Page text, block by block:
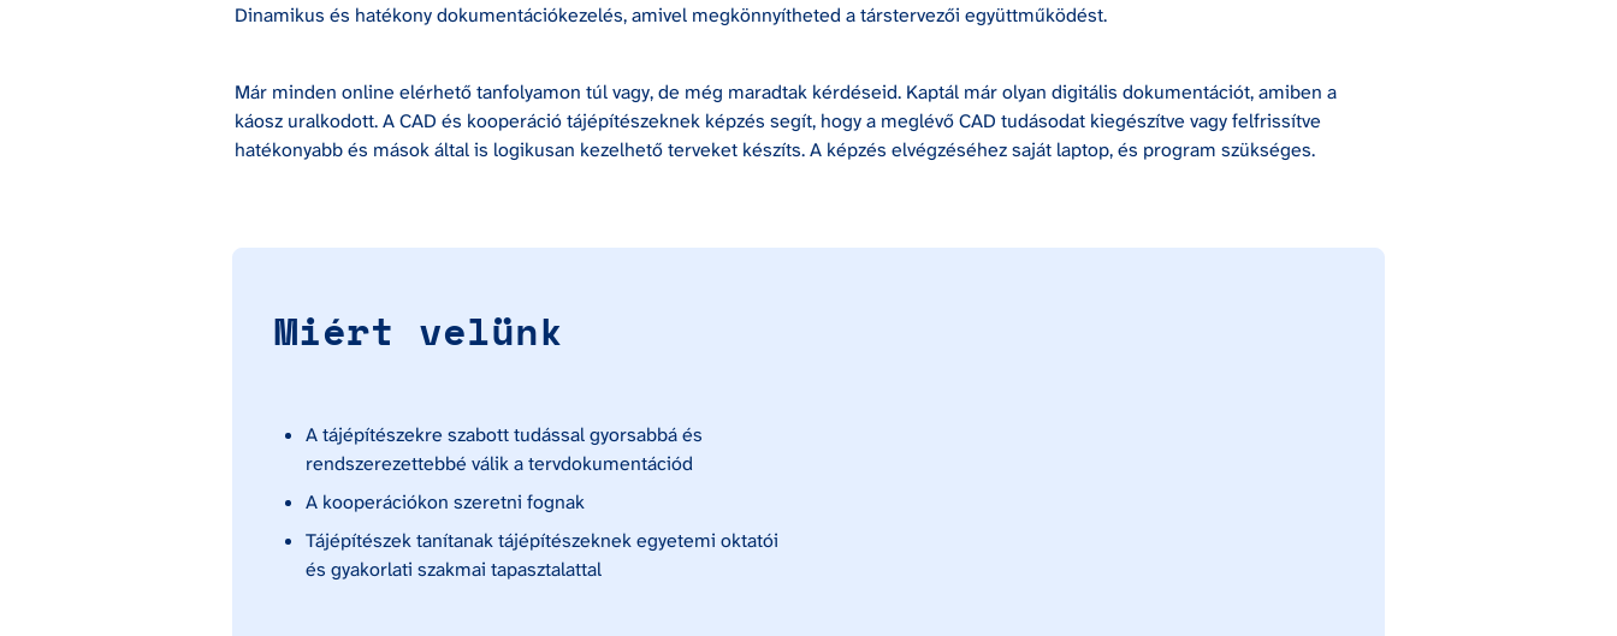
Dinamikus és hatékony dokumentációkezelés, amivel megkönnyítheted a társtervezői együttműködést.
Már minden online elérhető tanfolyamon túl vagy, de még maradtak kérdéseid. Kaptál már olyan digitális dokumentációt, amiben a
káosz uralkodott. A CAD és kooperáció tájépítészeknek képzés segít, hogy a meglévő CAD tudásodat kiegészítve vagy felfrissítve
hatékonyabb és mások által is logikusan kezelhető terveket készíts. A képzés elvégzéséhez saját laptop, és program szükséges.
Miért velünk
A tájépítészekre szabott tudással gyorsabbá és
rendszerezettebbé válik a tervdokumentációd
A kooperációkon szeretni fognak
Tájépítészek tanítanak tájépítészeknek egyetemi oktatói
és gyakorlati szakmai tapasztalattal